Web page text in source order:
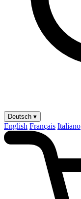
Deutsch ▾
English Français Italiano